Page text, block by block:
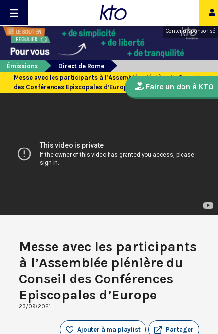
Contenu sponsorisé
Émissions
Direct de Rome
Messe avec les participants à l’Assemblée plénière du Conseil
des Conférences Episcopales d’Europe
Messe avec les participants
à l’Assemblée plénière du
Conseil des Conférences
Episcopales d’Europe
23/09/2021
Partager
Ajouter à ma playlist
Faire un don à KTO